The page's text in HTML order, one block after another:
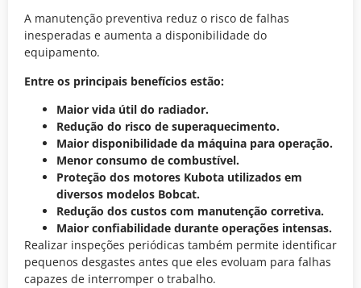
A manutenção preventiva reduz o risco de falhas
inesperadas e aumenta a disponibilidade do
equipamento.
Entre os principais benefícios estão:
Maior vida útil do radiador.
Redução do risco de superaquecimento.
Maior disponibilidade da máquina para operação.
Menor consumo de combustível.
Proteção dos motores Kubota utilizados em
diversos modelos Bobcat.
Redução dos custos com manutenção corretiva.
Maior confiabilidade durante operações intensas.
Realizar inspeções periódicas também permite identificar
pequenos desgastes antes que eles evoluam para falhas
capazes de interromper o trabalho.